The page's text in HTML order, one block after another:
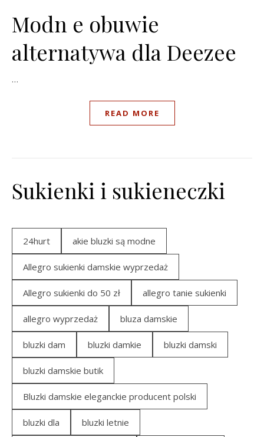
Modn e obuwie
alternatywa dla Deezee
…
READ MORE
Sukienki i sukieneczki
24hurt akie bluzki są modne
Allegro sukienki damskie wyprzedaż
Allegro sukienki do 50 zł allegro tanie sukienki
allegro wyprzedaż bluza damskie
bluzki dam bluzki damkie bluzki damski
bluzki damskie butik
Bluzki damskie eleganckie producent polski
bluzki dla bluzki letnie